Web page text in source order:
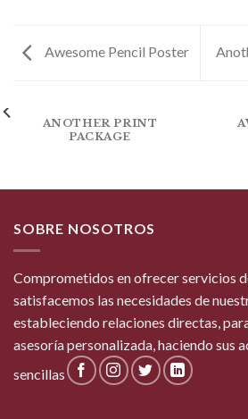
Awesome Pencil Poster
ANOTHER PRINT
PACKAGE
SOBRE NOSOTROS
Comprometidos en ofrecer servicios
satisfacemos las necesidades de
estableciendo relaciones directas,
asesoría personalizada, haciendo sus
sencillas